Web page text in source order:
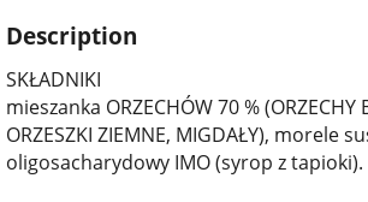
Description
SKŁADNIKI
mieszanka ORZECHÓW 70 % (ORZECHY
ORZESZKI ZIEMNE, MIGDAŁY), morele
oligosacharydowy IMO (syrop z tapioki).